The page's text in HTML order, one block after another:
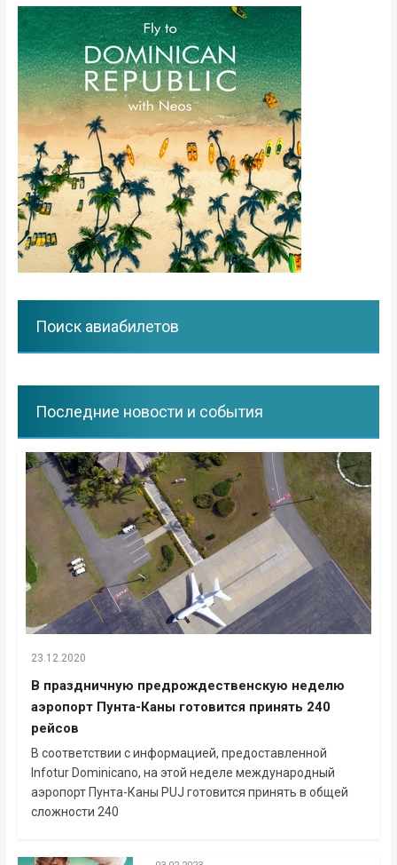
Поиск авиабилетов
Последние новости и события
23.12.2020
В праздничную предрождественскую неделю
аэропорт Пунта-Каны готовится принять 240
рейсов
В соответствии с информацией, предоставленной
Infotur Dominicano, на этой неделе международный
аэропорт Пунта-Каны PUJ готовится принять в общей
сложности 240